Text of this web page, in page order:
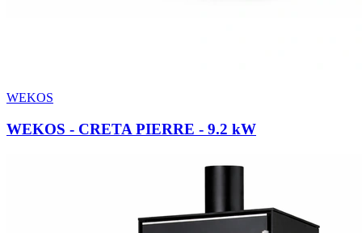
WEKOS
WEKOS - CRETA PIERRE - 9.2 kW